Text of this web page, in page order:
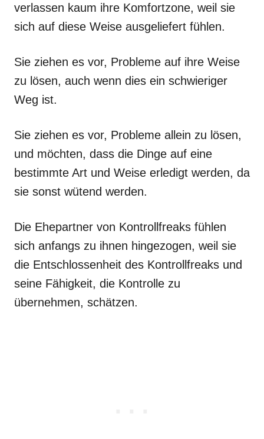
verlassen kaum ihre Komfortzone, weil sie
sich auf diese Weise ausgeliefert fühlen.
Sie ziehen es vor, Probleme auf ihre Weise
zu lösen, auch wenn dies ein schwieriger
Weg ist.
Sie ziehen es vor, Probleme allein zu lösen,
und möchten, dass die Dinge auf eine
bestimmte Art und Weise erledigt werden, da
sie sonst wütend werden.
Die Ehepartner von Kontrollfreaks fühlen
sich anfangs zu ihnen hingezogen, weil sie
die Entschlossenheit des Kontrollfreaks und
seine Fähigkeit, die Kontrolle zu
übernehmen, schätzen.